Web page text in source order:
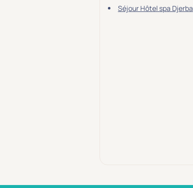
Séjour Hôtel spa Djerba